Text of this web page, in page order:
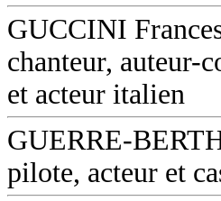
GUCCINI
chanteur, auteur-
et acteur italien
GUERRE-
pilote, acteur et